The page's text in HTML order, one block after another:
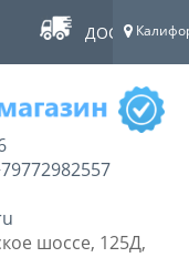
ДОСТАВКА
шоссе, 125Д,